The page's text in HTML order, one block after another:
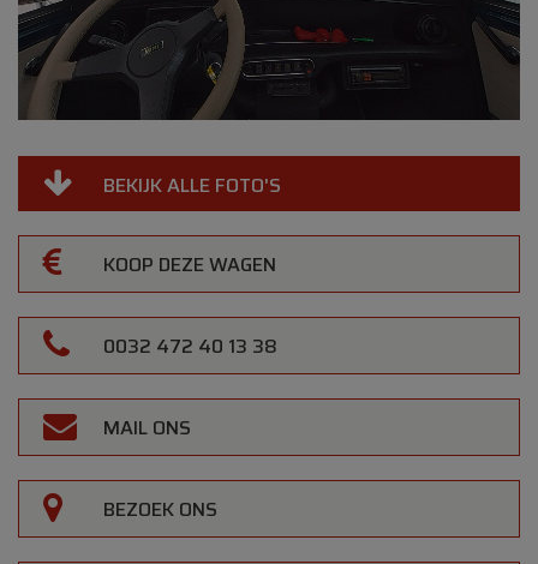
BEKIJK ALLE FOTO'S
KOOP DEZE WAGEN
0032 472 40 13 38
MAIL ONS
BEZOEK ONS